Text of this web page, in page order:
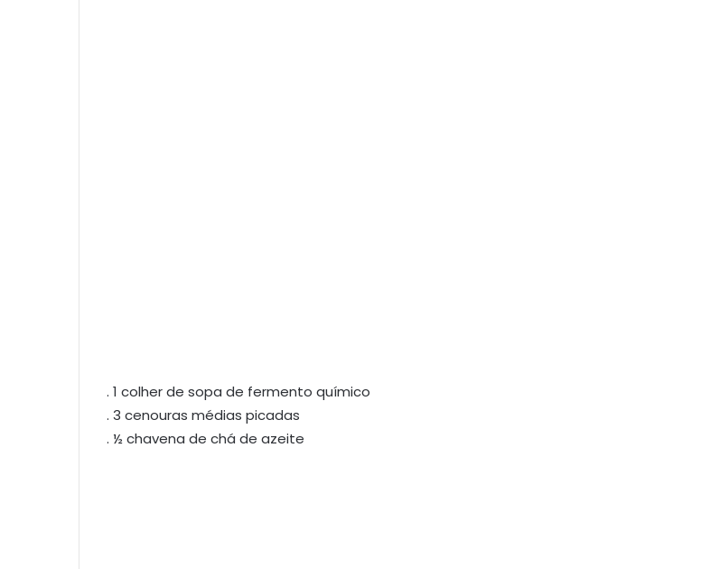
. 1 colher de sopa de fermento químico
. 3 cenouras médias picadas
. ½ chavena de chá de azeite